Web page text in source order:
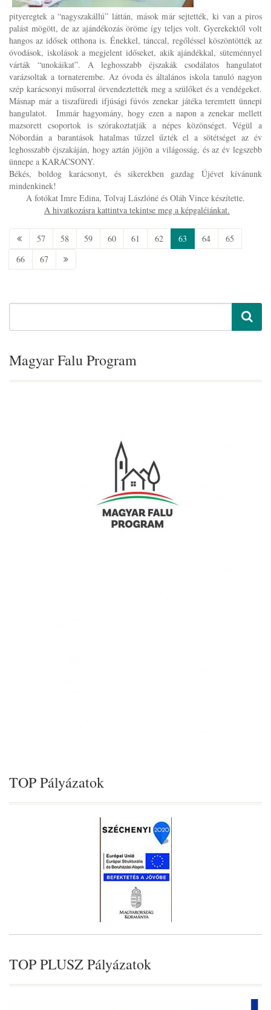
pityeregtek a “nagyszakállú” láttán, mások már sejtették, ki van a piros
palást mögött, de az ajándékozás öröme így teljes volt. Gyerekektől volt
hangos az idősek otthona is. Énekkel, tánccal, regőléssel köszöntötték az
óvodások, iskolások a megjelent időseket, akik ajándékkal, süteménnyel
várták “unokáikat”. A leghosszabb éjszakák csodálatos hangulatot
varázsoltak a tornaterembe. Az óvoda és általános iskola tanuló nagyon
szép karácsonyi műsorral örvendeztették meg a szülőket és a vendégeket.
Másnap már a tiszafüredi ifjúsági fúvós zenekar játéka teremtett ünnepi
hangulatot. Immár hagyomány, hogy ezen a napon a zenekar mellett
mazsorett csoportok is szórakoztatják a népes közönséget. Végül a
Nóbordán a barantások hatalmas tűzzel űzték el a sötétséget az év
leghosszabb éjszakáján, hogy aztán jöjjön a világosság, és az év legszebb
ünnepe a KARÁCSONY.
Békés, boldog karácsonyt, és sikerekben gazdag Újévet kívánunk
mindenkinek!
A fotókat Imre Edina, Tolvaj Lászlóné és Oláh Vince készítette.
A hivatkozásra kattintva tekintse meg a képgaléiánkat.
57 58 59 60 61 62 63 64
65
66
67
Magyar Falu Program
TOP Pályázatok
TOP PLUSZ Pályázatok